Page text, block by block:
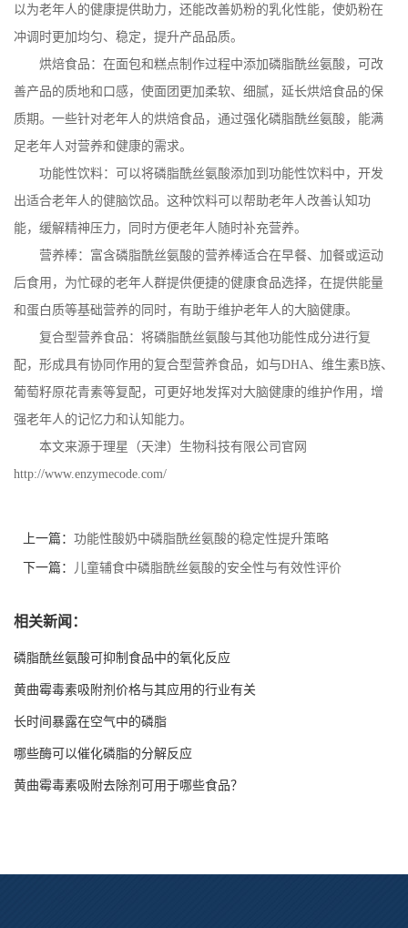
以为老年人的健康提供助力，还能改善奶粉的乳化性能，使奶粉在
冲调时更加均匀、稳定，提升产品品质。
烘焙食品：在面包和糕点制作过程中添加磷脂酰丝氨酸，可改
善产品的质地和口感，使面团更加柔软、细腻，延长烘焙食品的保
质期。一些针对老年人的烘焙食品，通过强化磷脂酰丝氨酸，能满
足老年人对营养和健康的需求。
功能性饮料：可以将磷脂酰丝氨酸添加到功能性饮料中，开发
出适合老年人的健脑饮品。这种饮料可以帮助老年人改善认知功
能，缓解精神压力，同时方便老年人随时补充营养。
营养棒：富含磷脂酰丝氨酸的营养棒适合在早餐、加餐或运动
后食用，为忙碌的老年人群提供便捷的健康食品选择，在提供能量
和蛋白质等基础营养的同时，有助于维护老年人的大脑健康。
复合型营养食品：将磷脂酰丝氨酸与其他功能性成分进行复
配，形成具有协同作用的复合型营养食品，如与DHA、维生素B族、
葡萄籽原花青素等复配，可更好地发挥对大脑健康的维护作用，增
强老年人的记忆力和认知能力。
本文来源于理星（天津）生物科技有限公司官网
http://www.enzymecode.com/
上一篇： 功能性酸奶中磷脂酰丝氨酸的稳定性提升策略
下一篇： 儿童辅食中磷脂酰丝氨酸的安全性与有效性评价
相关新闻：
磷脂酰丝氨酸可抑制食品中的氧化反应
黄曲霉毒素吸附剂价格与其应用的行业有关
长时间暴露在空气中的磷脂
哪些酶可以催化磷脂的分解反应
黄曲霉毒素吸附去除剂可用于哪些食品？